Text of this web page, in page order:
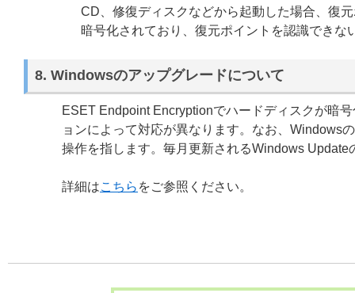
CD、修復ディスクなどから起動した場合、復
暗号化されており、復元ポイントを認識できな
8. Windowsのアップグレードについて
ESET Endpoint Encryptionでハードディスクが暗
ョンによって対応が異なります。なお、Windows
操作を指します。毎月更新されるWindows Update
詳細はこちら をご参照ください。